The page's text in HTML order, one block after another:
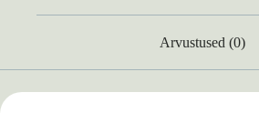
Arvustused (0)